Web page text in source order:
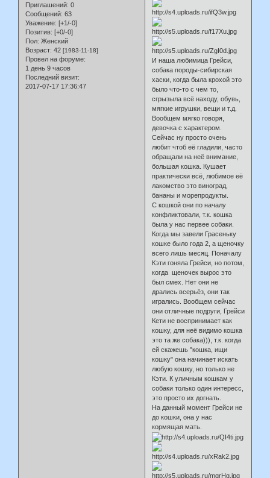
Приглашений: 0
Сообщений: 63
Уважение: [+1/-0]
Позитив: [+0/-0]
Пол: Женский
Возраст: 42 [1983-11-18]
Провел на форуме:
1 день 9 часов
Последний визит:
2017-07-17 17:36:47
И наша любимица Грейси,
собака породы-сибирская
хаски, когда была крохой это
было что-то с чем то,
сгрызыла всё находу, обувь,
мягкие игрушки, вещи и т.д.
Вообщем мягко говоря,
девочка с характером.
Сейчас ну просто очень
любит чтоб её гладили, часто
обращали на неё внимание,
большая кошка. Кушает
практически всё, любимое её
лакомство это виноград,
бананы и морепродукты.
С кошкой они по началу
конфликтовали, т.к. кошка
была у нас первее собаки.
Когда мы завели Грасеньку
кошке было года 2, а щеночку
всего лишь месяц. Поначалу
Кэти гоняла Грейси, но потом,
когда щеночек вырос это
был смех. Нет они не
дрались всерьёз, они так
игрались. Вообщем сейчас
они отличные подруги, Грейси
Кети не воспринимает как
кошку, для неё видимо кошка
это та же собака))), т.к. когда
ей скажешь "кошка, ищи
кошку" она начинает искать
любую кошку, но только не
Кэти. К уличным кошкам у
собаки только один интересс,
это просто их догнать.
На данный момент Грейси не
до кошки, она у нас
кормящая мать.